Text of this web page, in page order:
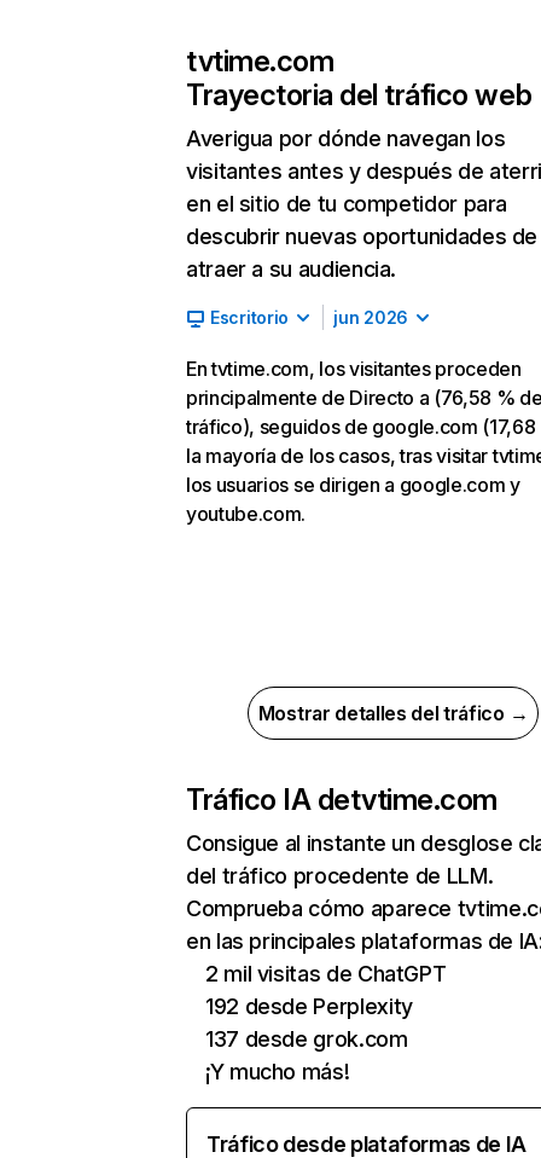
tvtime.com
Trayectoria del tráfico web
Averigua por dónde navegan los
visitantes antes y después de
en el sitio de tu competidor para
descubrir nuevas oportunidades de
atraer a su audiencia.
Escritorio jun 2026
En tvtime.com, los visitantes proceden
principalmente de Directo a (76,58 %
tráfico), seguidos de google.com (17,68
la mayoría de los casos, tras visitar
los usuarios se dirigen a google.com y
youtube.com.
Mostrar detalles del tráfico →
Tráfico IA detvtime.com
Consigue al instante un desglose
del tráfico procedente de LLM.
Comprueba cómo aparece
en las principales plataformas de
2 mil visitas de ChatGPT
192 desde Perplexity
137 desde grok.com
¡Y mucho más!
Tráfico desde plataformas de IA